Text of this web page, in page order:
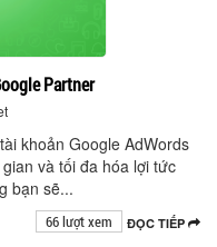
Partner
khoản Google AdWords
và tối đa hóa lợi tức
bạn sẽ...
ĐỌC TIẾP
66 lượt xem